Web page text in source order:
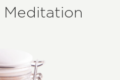
Meditation